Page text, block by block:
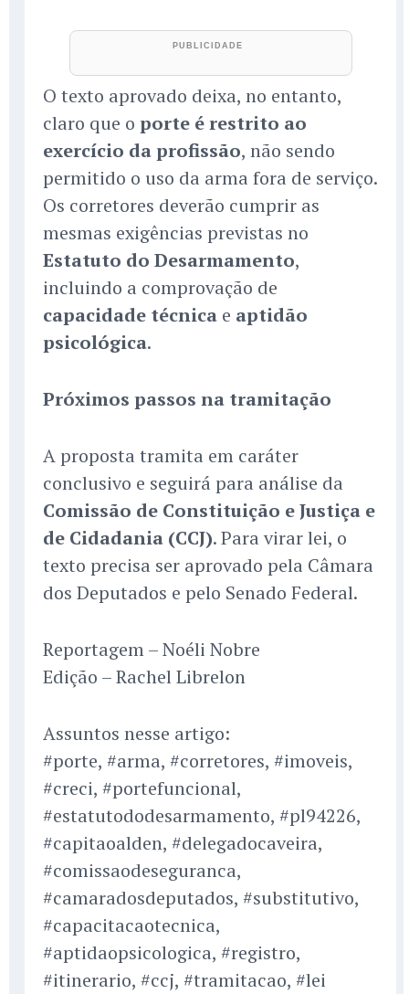
O texto aprovado deixa, no entanto,
claro que o porte é restrito ao
exercício da profissão, não sendo
permitido o uso da arma fora de serviço.
Os corretores deverão cumprir as
mesmas exigências previstas no
Estatuto do Desarmamento,
incluindo a comprovação de
capacidade técnica e aptidão
psicológica.
Próximos passos na tramitação
A proposta tramita em caráter
conclusivo e seguirá para análise da
Comissão de Constituição e Justiça e
de Cidadania (CCJ). Para virar lei, o
texto precisa ser aprovado pela Câmara
dos Deputados e pelo Senado Federal.
Reportagem – Noéli Nobre
Edição – Rachel Librelon
Assuntos nesse artigo:
#porte, #arma, #corretores, #imoveis,
#creci, #portefuncional,
#estatutododesarmamento, #pl94226,
#capitaoalden, #delegadocaveira,
#comissaodeseguranca,
#camaradosdeputados, #substitutivo,
#capacitacaotecnica,
#aptidaopsicologica, #registro,
#itinerario, #ccj, #tramitacao, #lei